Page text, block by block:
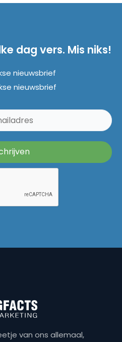
dag vers. Mis niks!
nieuwsbrief
nieuwsbrief
van ons allemaal,